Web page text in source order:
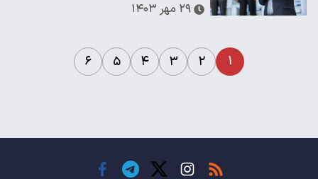
۲۹ مهر ۱۴۰۳
۱ ۲ ۳ ۴ ۵ ۶